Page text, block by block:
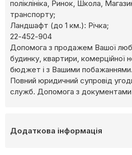
поліклініка, Ринок, Школа,
транспорту;
Ландшафт (до 1 км.): Річка;
22-452-904
Допомога з продажем Вашої
будинку, квартири, комерційної
бюджет і з Вашими побажаннями.
Повний юридичний супровід
служб. Допомога з документами
Додаткова інформація